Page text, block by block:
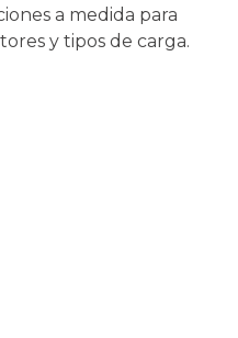
a medida para
y tipos de carga.